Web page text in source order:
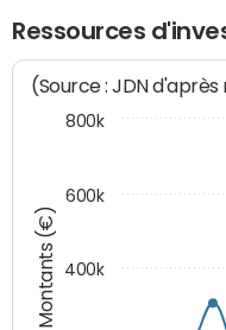
Ressources
Montants (€)
(Source : JDN
400k
600k
800k